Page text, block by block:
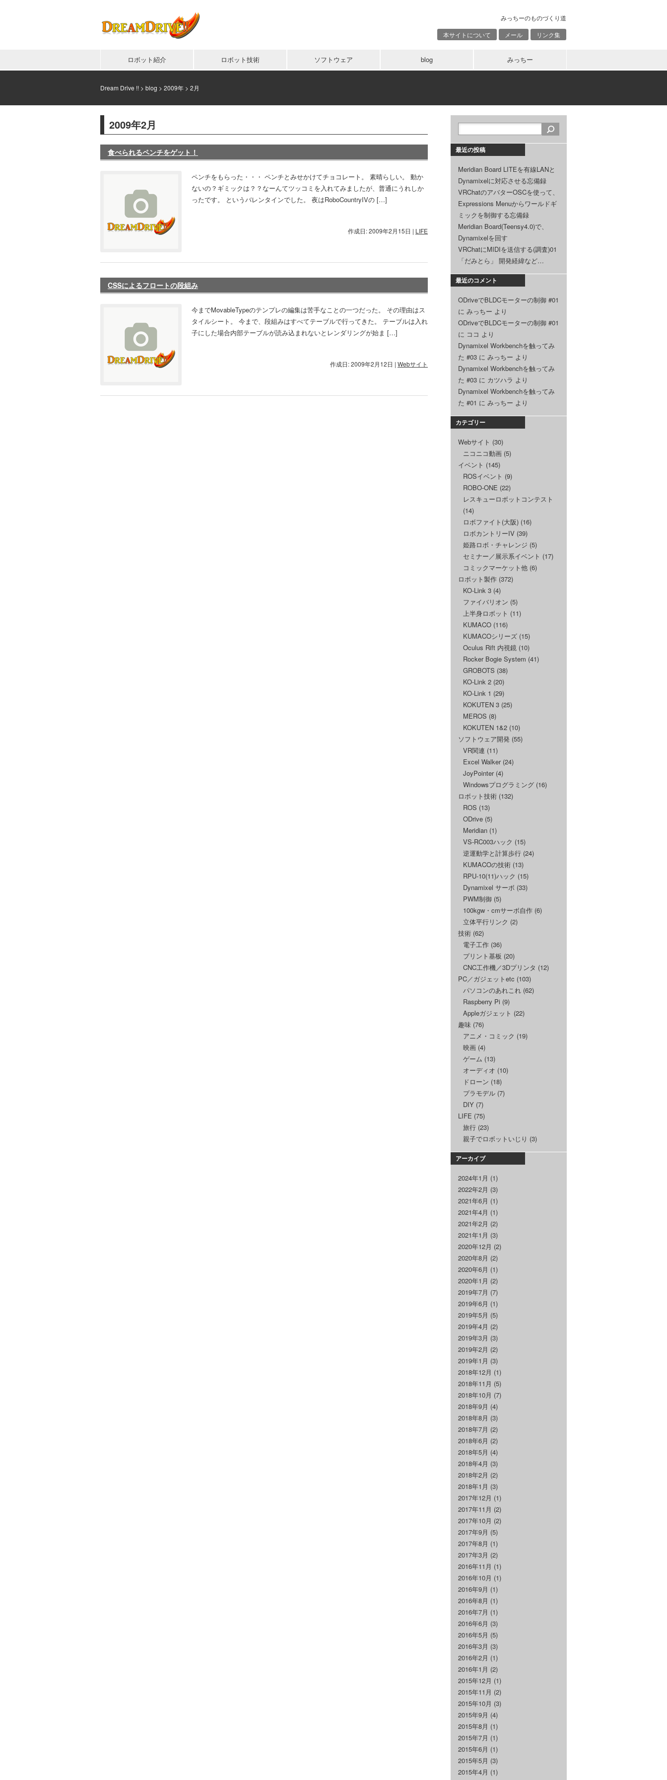
みっちーのものづくり道
本サイトについて
メール リンク集
ロボット紹介 ロボット技術 ソフトウェア blog みっちー
Dream Drive !! > blog > 2009年 > 2月
2009年2月
食べられるペンチをゲット！
ペンチをもらった・・・ ペンチとみせかけてチョコレート。 素晴らしい。 動か
ないの？ギミックは？？なーんてツッコミを入れてみましたが、普通にうれしか
ったです。 というバレンタインでした。 夜はRoboCountryIVの […]
作成日: 2009年2月15日 | LIFE
CSSによるフロートの段組み
今までMovableTypeのテンプレの編集は苦手なことの一つだった。 その理由はス
タイルシート。 今まで、段組みはすべてテーブルで行ってきた。 テーブルは入れ
子にした場合内部テーブルが読み込まれないとレンダリングが始ま […]
作成日: 2009年2月12日 | Webサイト
最近の投稿
Meridian Board LITEを有線LANと
Dynamixelに対応させる忘備録
VRChatのアバターOSCを使って、
Expressions Menuからワールドギ
ミックを制御する忘備録
Meridian Board(Teensy4.0)で、
Dynamixelを回す
VRChatにMIDIを送信する(調査)01
「だみとら」 開発経緯など…
最近のコメント
ODriveでBLDCモーターの制御 #01
に みっちー より
ODriveでBLDCモーターの制御 #01
に ココ より
Dynamixel Workbenchを触ってみ
た #03 に みっちー より
Dynamixel Workbenchを触ってみ
た #03 に カツハラ より
Dynamixel Workbenchを触ってみ
た #01 に みっちー より
カテゴリー
Webサイト (30)
ニコニコ動画 (5)
イベント (145)
ROSイベント (9)
ROBO-ONE (22)
レスキューロボットコンテスト
(14)
ロボファイト(大阪) (16)
ロボカントリーIV (39)
姫路ロボ・チャレンジ (5)
セミナー／展示系イベント (17)
コミックマーケット他 (6)
ロボット製作 (372)
KO-Link 3 (4)
ファイバリオン (5)
上半身ロボット (11)
KUMACO (116)
KUMACOシリーズ (15)
Oculus Rift 内視鏡 (10)
Rocker Bogie System (41)
GROBOTS (38)
KO-Link 2 (20)
KO-Link 1 (29)
KOKUTEN 3 (25)
MEROS (8)
KOKUTEN 1&2 (10)
ソフトウェア開発 (55)
VR関連 (11)
Excel Walker(24)
JoyPointer(4)
Windowsプログラミング (16)
ロボット技術 (132)
ROS (13)
ODrive (5)
Meridian (1)
VS-RC003ハック (15)
逆運動学と計算歩行 (24)
KUMACOの技術 (13)
RPU-10(11)ハック (15)
Dynamixel サーボ (33)
PWM制御 (5)
100kgw・cmサーボ自作 (6)
立体平行リンク (2)
技術 (62)
電子工作 (36)
プリント基板 (20)
CNC工作機／3Dプリンタ (12)
PC／ガジェットetc (103)
パソコンのあれこれ (62)
Raspberry Pi (9)
Appleガジェット (22)
趣味 (76)
アニメ・コミック (19)
映画 (4)
ゲーム (13)
オーディオ (10)
ドローン (18)
プラモデル (7)
DIY (7)
LIFE (75)
旅行 (23)
親子でロボットいじり (3)
アーカイブ
2024年1月 (1)
2022年2月 (3)
2021年6月 (1)
2021年4月 (1)
2021年2月 (2)
2021年1月 (3)
2020年12月 (2)
2020年8月 (2)
2020年6月 (1)
2020年1月 (2)
2019年7月 (7)
2019年6月 (1)
2019年5月 (5)
2019年4月 (2)
2019年3月 (3)
2019年2月 (2)
2019年1月 (3)
2018年12月 (1)
2018年11月 (5)
2018年10月 (7)
2018年9月 (4)
2018年8月 (3)
2018年7月 (2)
2018年6月 (2)
2018年5月 (4)
2018年4月 (3)
2018年2月 (2)
2018年1月 (3)
2017年12月 (1)
2017年11月 (2)
2017年10月 (2)
2017年9月 (5)
2017年8月 (1)
2017年3月 (2)
2016年11月 (1)
2016年10月 (1)
2016年9月 (1)
2016年8月 (1)
2016年7月 (1)
2016年6月 (3)
2016年5月 (5)
2016年3月 (3)
2016年2月 (1)
2016年1月 (2)
2015年12月 (1)
2015年11月 (2)
2015年10月 (3)
2015年9月 (4)
2015年8月 (1)
2015年7月 (1)
2015年6月 (1)
2015年5月 (3)
2015年4月 (1)